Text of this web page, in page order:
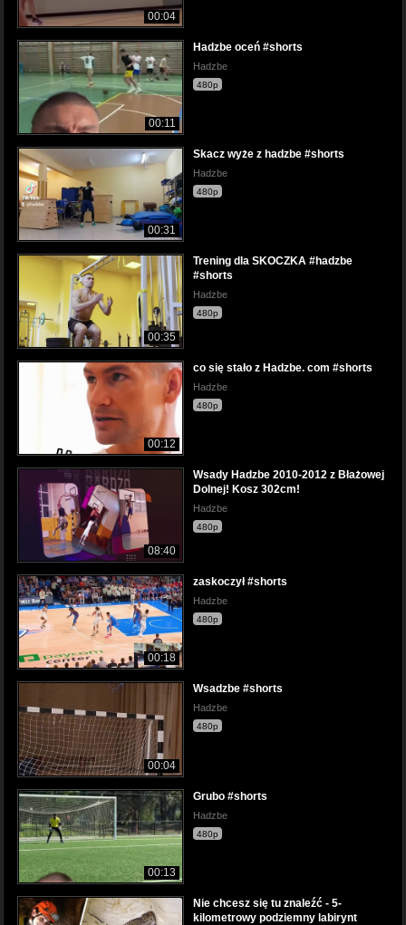
00:04
00:11
Hadzbe oceń #shorts
Hadzbe
480p
00:31
Skacz wyże z hadzbe #shorts
Hadzbe
480p
00:35
Trening dla SKOCZKA #hadzbe
#shorts
Hadzbe
480p
00:12
co się stało z Hadzbe. com #shorts
Hadzbe
480p
08:40
Wsady Hadzbe 2010-2012 z Błażowej
Dolnej! Kosz 302cm!
Hadzbe
480p
00:18
zaskoczył #shorts
Hadzbe
480p
00:04
Wsadzbe #shorts
Hadzbe
480p
00:13
Grubo #shorts
Hadzbe
480p
Nie chcesz się tu znaleźć - 5-
kilometrowy podziemny labirynt